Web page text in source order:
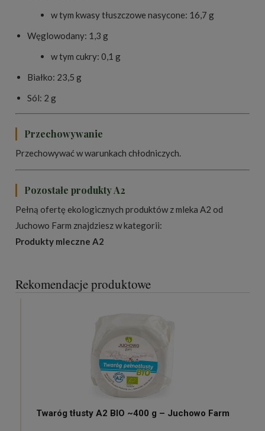
w tym kwasy tłuszczowe nasycone: 16,7 g
Węglowodany: 1,3 g
w tym cukry: 0,1 g
Białko: 23,5 g
Sól: 2 g
Przechowywanie
Przechowywać w warunkach chłodniczych.
Pozostałe produkty A2
Pełną ofertę ekologicznych produktów z mleka A2 od
Juchowo Farm znajdziesz w kategorii:
Produkty mleczne A2
Rekomendacje produktowe
Twaróg tłusty A2 BIO ~400 g – Juchowo Farm